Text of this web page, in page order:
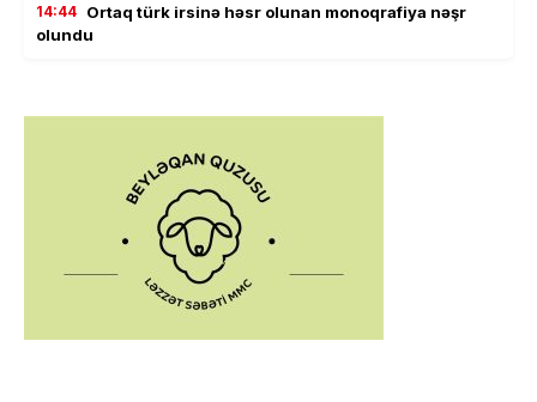
14:44 Ortaq türk irsinə həsr olunan monoqrafiya nəşr
olundu